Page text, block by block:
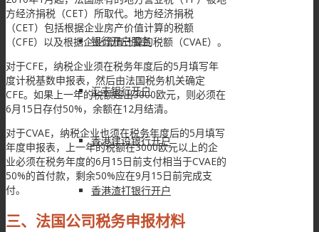
银行开户服务
汇丰银行开户
香港建设银行开户
香港渣打银行开户
方经济捐税（CET）所取代。地方经济捐税
（CET）包括根据企业房产价值计算的税额
（CFE）以及根据企业增值计算的税额（CVAE）。
对于CFE，纳税企业须在税务年度后的5月填写年
度计税基数申报表，然后由法国税务机关确定
CFE。如果上一年的税额超出3000欧元，则必须在
6月15日存付50%，余额在12月结清。
对于CVAE，纳税企业也须在税务年度后的5月填写
年度申报表，上一年的税额在3000欧元以上的企
业必须在税务年度的6月15日前支付相当于CVAE的
50%的首付款，剩余50%应在9月15日前完成支
付。
三、 法国公司税务申报材料